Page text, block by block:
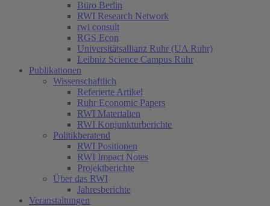
Büro Berlin
RWI Research Network
rwi consult
RGS Econ
Universitätsallianz Ruhr (UA Ruhr)
Leibniz Science Campus Ruhr
Publikationen
Wissenschaftlich
Referierte Artikel
Ruhr Economic Papers
RWI Materialien
RWI Konjunkturberichte
Politikberatend
RWI Positionen
RWI Impact Notes
Projektberichte
Über das RWI
Jahresberichte
Veranstaltungen